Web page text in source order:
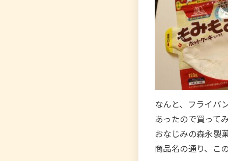
なんと、フライパ
あったので買って
おなじみの森永製
商品名の通り、こ